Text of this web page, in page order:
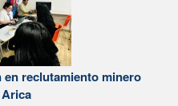
reclutamiento minero